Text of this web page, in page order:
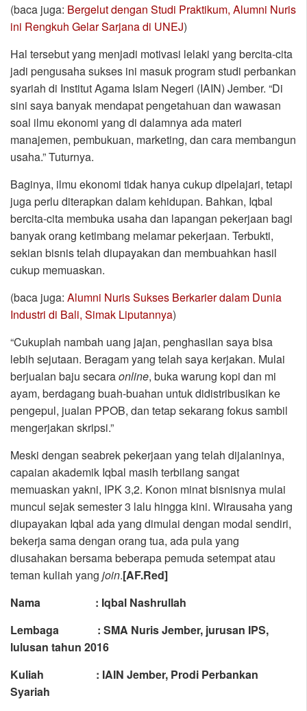
(baca juga: Bergelut dengan Studi Praktikum, Alumni Nuris
ini Rengkuh Gelar Sarjana di UNEJ)
Hal tersebut yang menjadi motivasi lelaki yang bercita-cita
jadi pengusaha sukses ini masuk program studi perbankan
syariah di Institut Agama Islam Negeri (IAIN) Jember. “Di
sini saya banyak mendapat pengetahuan dan wawasan
soal ilmu ekonomi yang di dalamnya ada materi
manajemen, pembukuan, marketing, dan cara membangun
usaha.” Tuturnya.
Baginya, ilmu ekonomi tidak hanya cukup dipelajari, tetapi
juga perlu diterapkan dalam kehidupan. Bahkan, Iqbal
bercita-cita membuka usaha dan lapangan pekerjaan bagi
banyak orang ketimbang melamar pekerjaan. Terbukti,
sekian bisnis telah diupayakan dan membuahkan hasil
cukup memuaskan.
(baca juga: Alumni Nuris Sukses Berkarier dalam Dunia
Industri di Bali, Simak Liputannya)
“Cukuplah nambah uang jajan, penghasilan saya bisa
lebih sejutaan. Beragam yang telah saya kerjakan. Mulai
berjualan baju secaraonline, buka warung kopi dan mi
ayam, berdagang buah-buahan untuk didistribusikan ke
pengepul, jualan PPOB, dan tetap sekarang fokus sambil
mengerjakan skripsi.”
Meski dengan seabrek pekerjaan yang telah dijalaninya,
capaian akademik Iqbal masih terbilang sangat
memuaskan yakni, IPK 3,2. Konon minat bisnisnya mulai
muncul sejak semester 3 lalu hingga kini. Wirausaha yang
diupayakan Iqbal ada yang dimulai dengan modal sendiri,
bekerja sama dengan orang tua, ada pula yang
diusahakan bersama beberapa pemuda setempat atau
teman kuliah yang join.[AF.Red]
Nama : Iqbal Nashrullah
Lembaga : SMA Nuris Jember, jurusan IPS,
lulusan tahun 2016
Kuliah : IAIN Jember, Prodi Perbankan
Syariah